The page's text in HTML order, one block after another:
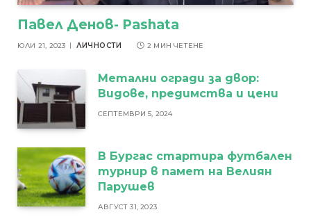
Павел Денов- Pashata
ЮЛИ 21, 2023 ЛИЧНОСТИ 2 МИН ЧЕТЕНЕ
Метални огради за двор:
Видове, предимства и цени
СЕПТЕМВРИ 5, 2024
В Бургас стартира футбален
турнир в памет на Велиян
Парушев
АВГУСТ 31, 2023